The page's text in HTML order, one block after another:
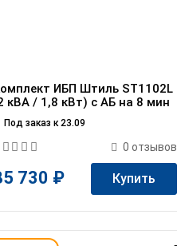
ИБП Штиль ST1102L
кВА / 1,8 кВт) c АБ на 8 мин
Под заказ к 23.09
0 отзывов
730 ₽ Купить